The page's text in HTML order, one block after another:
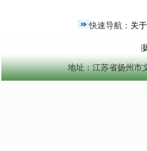
快速导航： 关
地址：江苏省扬州市